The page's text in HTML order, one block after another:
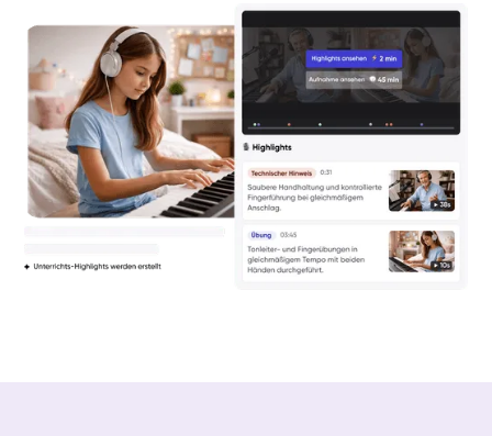
Yuna
Klavier / Piano / Flügel
Camilla
Klavier / Piano / Flügel
Negin
Klavier / Piano / Flügel
Katarzyna
Klavier / Piano / Flügel